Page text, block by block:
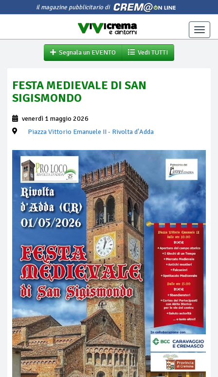
il magazine pubblicitario di
Toggle
Segnala un EVENTO
Vedi TUTTI
FESTA MEDIEVALE DI SAN
SIGISMONDO
venerdì 1 maggio 2026
Piazza Vittorio Emanuele II - Rivolta d'Adda